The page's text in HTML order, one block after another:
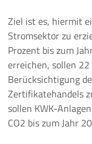
Ziel ist es, hiermit
Stromsektor zu
Prozent bis zum
erreichen, sollen
Berücksichtigung
Zertifikatehandels
sollen KWK-
CO2 bis zum Jahr